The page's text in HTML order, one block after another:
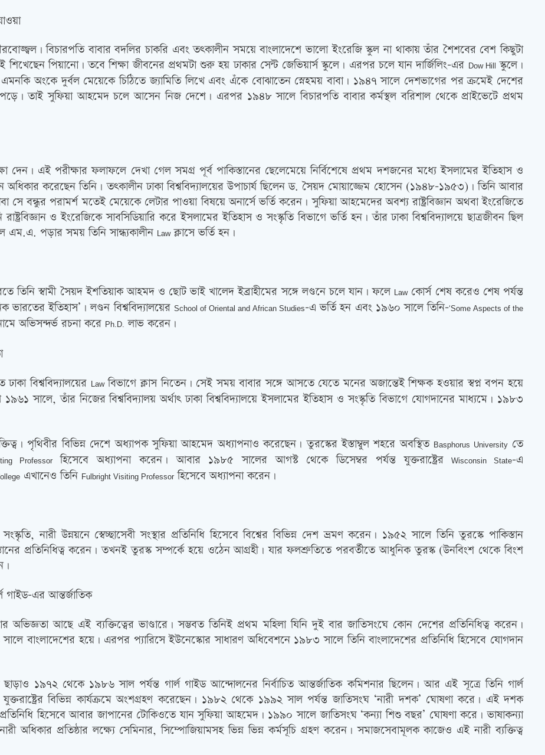
বিচারপতি বাবার বদলির চাকরি এবং তত্কালীন সময়ে বাংলাদেশে ভালো ইংরেজি স্কুল না থাকায় তাঁর শৈশবের বেশ কিছুটা
পিয়ানো। তবে শিক্ষা জীবনের প্রথমটা শুরু হয় ঢাকার সেন্ট জেভিয়ার্স স্কুলে। এরপর চলে যান দার্জিলিং-এর Dow Hill
স্কুলে।
এমনকি অংকে দুর্বল মেয়েকে চিঠিতে জ্যামিতি লিখে এবং এঁকে বোঝাতেন স্নেহময় বাবা। ১৯৪৭ সালে দেশভাগের পর ক্রমেই দেশের
পড়ে। তাই সুফিয়া আহমেদ চলে আসেন নিজ দেশে। এরপর ১৯৪৮ সালে বিচারপতি বাবার কর্মস্থল বরিশাল থেকে প্রাইভেটে প্রথম
দেন। এই পরীক্ষার ফলাফলে দেখা গেল সমগ্র পূর্ব পাকিস্তানের ছেলেমেয়ে নির্বিশেষে প্রথম দশজনের মধ্যে ইসলামের ইতিহাস ও
অধিকার করেছেন তিনি। তত্কালীন ঢাকা বিশ্ববিদ্যালয়ের উপাচার্য ছিলেন ড. সৈয়দ মোয়াজ্জেম হোসেন (১৯৪৮-১৯৫৩)। তিনি আবার
সে বন্ধুর পরামর্শ মতেই মেয়েকে লেটার পাওয়া বিষয়ে অনার্সে ভর্তি করেন। সুফিয়া আহমেদের অবশ্য রাষ্ট্রবিজ্ঞান অথবা ইংরেজিতে
ও ইংরেজিকে সাবসিডিয়ারি করে ইসলামের ইতিহাস ও সংস্কৃতি বিভাগে ভর্তি হন। তাঁর ঢাকা বিশ্ববিদ্যালয়ে ছাত্রজীবন ছিল
পড়ার সময় তিনি সান্ধ্যকালীন
Lawক্লাসে ভর্তি হন।
তিনি স্বামী সৈয়দ ইশতিয়াক আহমদ ও ছোট ভাই খালেদ ইব্রাহীমের সঙ্গে লণ্ডনে চলে যান। ফলে Lawকোর্স শেষ করেও শেষ পর্যন্ত
ইতিহাস’। লণ্ডন বিশ্ববিদ্যালয়ের School of Oriental and African Studies-এ ভর্তি হন এবং ১৯৬০ সালে তিনি-‘Some Aspects of the
অভিসন্দর্ভ রচনা করে Ph.D. লাভ করেন।
বিশ্ববিদ্যালয়ের
Lawবিভাগে ক্লাস নিতেন। সেই সময় বাবার সঙ্গে আসতে যেতে মনের অজান্তেই শিক্ষক হওয়ার স্বপ্ন বপন হয়ে
সালে, তাঁর নিজের বিশ্ববিদ্যালয় অর্থাত্‍ ঢাকা বিশ্ববিদ্যালয়ে ইসলামের ইতিহাস ও সংস্কৃতি বিভাগে যোগদানের মাধ্যমে। ১৯৮৩
পৃথিবীর বিভিন্ন দেশে অধ্যাপক সুফিয়া আহমেদ অধ্যাপনাও করেছেন। তুরস্কের ইস্তাম্বুল শহরে অবস্থিত Basphorus Universityতে
Professorহিসেবে অধ্যাপনা করেন। আবার ১৯৮৫ সালের আগস্ট থেকে ডিসেম্বর পর্যন্ত যুক্তরাষ্ট্রেরWisconsin State-এ
এখানেও তিনি Fulbright Visiting Professor হিসেবে অধ্যাপনা করেন।
নারী উন্নয়নে স্বেচ্ছাসেবী সংস্থার প্রতিনিধি হিসেবে বিশ্বের বিভিন্ন দেশ ভ্রমণ করেন। ১৯৫২ সালে তিনি তুরস্কে পাকিস্তান
প্রতিনিধিত্ব করেন। তখনই তুরস্ক সম্পর্কে হয়ে ওঠেন আগ্রহী। যার ফলশ্রুতিতে পরবর্তীতে আধুনিক তুরস্ক (উনবিংশ থেকে বিংশ
গাইড-এর আন্তর্জাতিক
অভিজ্ঞতা আছে এই ব্যক্তিত্বের ভাণ্ডারে। সম্ভবত তিনিই প্রথম মহিলা যিনি দুই বার জাতিসংঘে কোন দেশের প্রতিনিধিত্ব করেন।
বাংলাদেশের হয়ে। এরপর প্যারিসে ইউনেস্কোর সাধারণ অধিবেশনে ১৯৮৩ সালে তিনি বাংলাদেশের প্রতিনিধি হিসেবে যোগদান
ছাড়াও ১৯৭২ থেকে ১৯৮৬ সাল পর্যন্ত গার্ল গাইড আন্দোলনের নির্বাচিত আন্তর্জাতিক কমিশনার ছিলেন। আর এই সূত্রে তিনি গার্ল
যুক্তরাষ্ট্রের বিভিন্ন কার্যক্রমে অংশগ্রহণ করেছেন। ১৯৮২ থেকে ১৯৯২ সাল পর্যন্ত জাতিসংঘ ‘নারী দশক’ ঘোষণা করে। এই দশক
হিসেবে আবার জাপানের টোকিওতে যান সুফিয়া আহমেদ। ১৯৯০ সালে জাতিসংঘ ‘কন্যা শিশু বছর’ ঘোষণা করে। ভাষাকন্যা
অধিকার প্রতিষ্ঠার লক্ষ্যে সেমিনার, সিম্পোজিয়ামসহ ভিন্ন ভিন্ন কর্মসূচি গ্রহণ করেন। সমাজসেবামূলক কাজেও এই নারী ব্যক্তিত্ব